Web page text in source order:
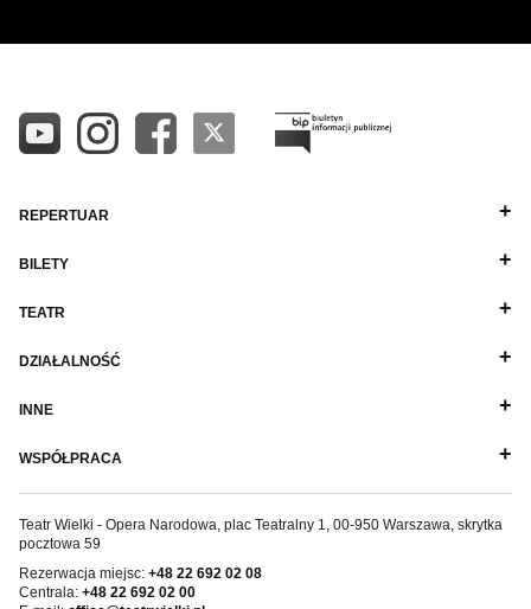
REPERTUAR
BILETY
TEATR
DZIAŁALNOŚĆ
INNE
WSPÓŁPRACA
Teatr Wielki - Opera Narodowa, plac Teatralny 1, 00-950 Warszawa, skrytka
pocztowa 59
Rezerwacja miejsc: +48 22 692 02 08
Centrala: +48 22 692 02 00